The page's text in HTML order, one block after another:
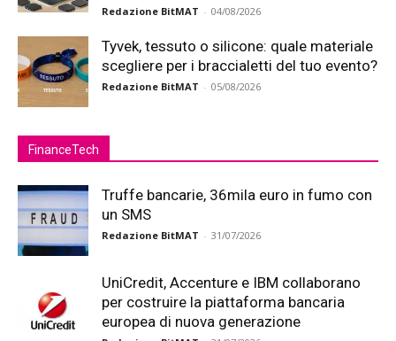
Redazione BitMAT - 04/08/2026
Tyvek, tessuto o silicone: quale materiale
scegliere per i braccialetti del tuo evento?
Redazione BitMAT - 05/08/2026
FinanceTech
Truffe bancarie, 36mila euro in fumo con
un SMS
Redazione BitMAT - 31/07/2026
UniCredit, Accenture e IBM collaborano
per costruire la piattaforma bancaria
europea di nuova generazione